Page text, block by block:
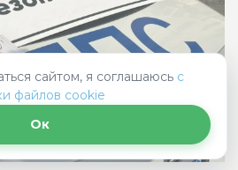
сайтом, я соглашаюсь с
файлов cookie
Ок